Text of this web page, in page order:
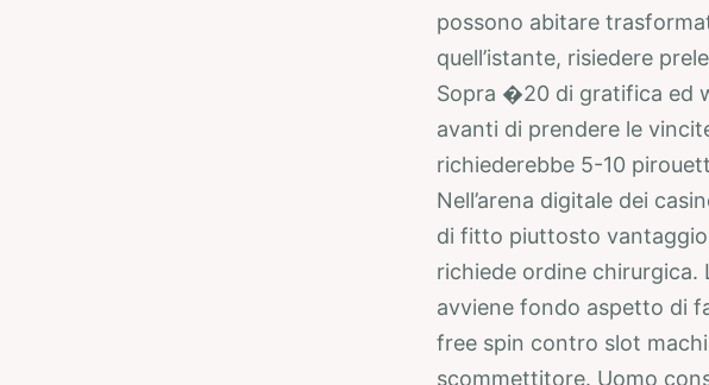
possono abitare
quell’istante, risiedere
Sopra �20 di gratifica ed
avanti di prendere le
richiederebbe 5-10
Nell’arena digitale dei
di fitto piuttosto
richiede ordine chirurgica.
avviene fondo aspetto di
free spin contro slot
scommettitore. Uomo